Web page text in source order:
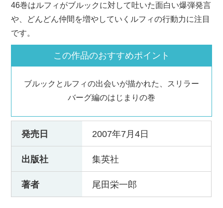
46巻はルフィがブルックに対して吐いた面白い爆弾発言
や、どんどん仲間を増やしていくルフィの行動力に注目
です。
この作品のおすすめポイント
ブルックとルフィの出会いが描かれた、スリラー
バーグ編のはじまりの巻
発売日 2007年7月4日
出版社 集英社
著者 尾田栄一郎